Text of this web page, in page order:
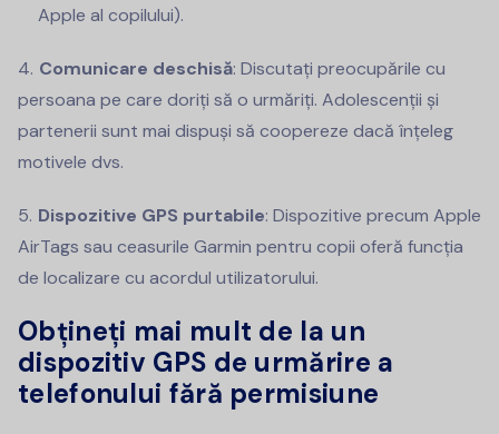
Apple al copilului).
Comunicare deschisă: Discutați preocupările cu
persoana pe care doriți să o urmăriți. Adolescenții și
partenerii sunt mai dispuși să coopereze dacă înțeleg
motivele dvs.
Dispozitive GPS purtabile: Dispozitive precum Apple
AirTags sau ceasurile Garmin pentru copii oferă funcția
de localizare cu acordul utilizatorului.
Obțineți mai mult de la un
dispozitiv GPS de urmărire a
telefonului fără permisiune